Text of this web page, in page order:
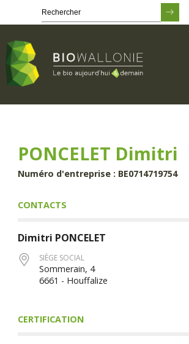
principalPONCELET Dimitri
Numéro d'entreprise : BE0714719754
CONTACTS
Dimitri PONCELET
SIÈGE SOCIAL
Sommerain, 4
6661 - Houffalize
CERTIFICATION